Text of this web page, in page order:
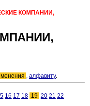
КОМПАНИИ,
, алфавиту.
16 17 18 19 20 21 22